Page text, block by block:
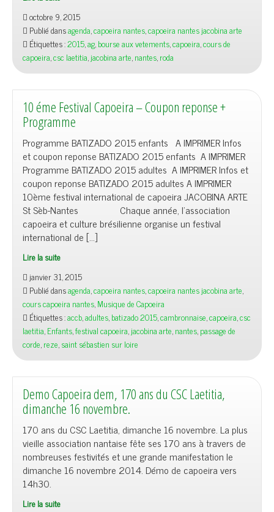
octobre 9, 2015
Publié dansagenda,capoeira nantes,capoeira nantes jacobina arte
Étiquettes :2015,ag,bourse aux vetements,capoeira,cours de
capoeira,csc laetitia,jacobina arte,nantes,roda
10 éme Festival Capoeira – Coupon reponse +
Programme
Programme BATIZADO 2015 enfants A IMPRIMER Infos
et coupon reponse BATIZADO 2015 enfants A IMPRIMER
Programme BATIZADO 2015 adultes A IMPRIMER Infos et
coupon reponse BATIZADO 2015 adultes A IMPRIMER
10ème festival international de capoeira JACOBINA ARTE
St Sèb-Nantes Chaque année, l’association
capoeira et culture brésilienne organise un festival
international de […]
Lire la suite
janvier 31, 2015
Publié dansagenda,capoeira nantes,capoeira nantes jacobina arte,
cours capoeira nantes,Musique de Capoeira
Étiquettes :accb,adultes,batizado 2015,cambronnaise,capoeira,csc
laetitia,Enfants,festival capoeira,jacobina arte,nantes,passage de
corde,reze,saint sébastien sur loire
Demo Capoeira dem, 170 ans du CSC Laetitia,
dimanche 16 novembre.
170 ans du CSC Laetitia, dimanche 16 novembre. La plus
vieille association nantaise fête ses 170 ans à travers de
nombreuses festivités et une grande manifestation le
dimanche 16 novembre 2014. Démo de capoeira vers
14h30.
Lire la suite